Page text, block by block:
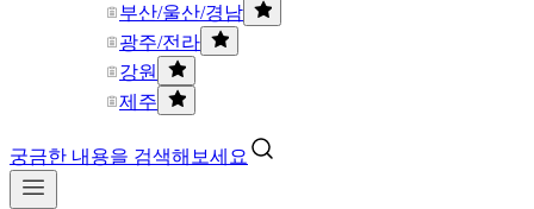
부산/울산/경남
광주/전라
강원
제주
궁금한 내용을 검색해보세요